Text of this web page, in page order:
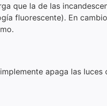
que la de las
fluorescente). En
apaga las luces